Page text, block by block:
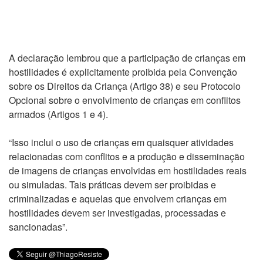
A declaração lembrou que a participação de crianças em
hostilidades é explicitamente proibida pela Convenção
sobre os Direitos da Criança (Artigo 38) e seu Protocolo
Opcional sobre o envolvimento de crianças em conflitos
armados (Artigos 1 e 4).
“Isso inclui o uso de crianças em quaisquer atividades
relacionadas com conflitos e a produção e disseminação
de imagens de crianças envolvidas em hostilidades reais
ou simuladas. Tais práticas devem ser proibidas e
criminalizadas e aquelas que envolvem crianças em
hostilidades devem ser investigadas, processadas e
sancionadas”.